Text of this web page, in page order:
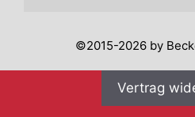
©2015-2026 by
Vertrag